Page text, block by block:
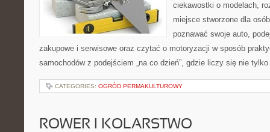
ciekawostki o modelach,
miejsce stworzone dla
poznawać swoje auto,
zakupowe i serwisowe oraz czytać o motoryzacji w sposób
samochodów z podejściem „na co dzień”, gdzie liczy się nie
CATEGORIES: OGRÓD PERMAKULTUROWY
ROWER I KOLARSTWO